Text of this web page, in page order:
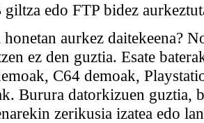
edo FTP bidez
aurkez daitekeena?
ez den guztia. Esate
C64 demoak,
Burura datorkizuen guztia,
zerikusia izatea edo